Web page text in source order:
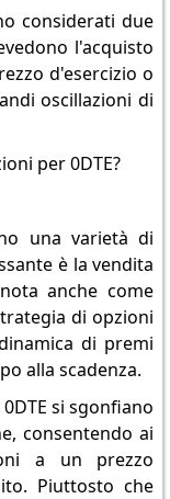
considerati due
l'acquisto
d'esercizio o
oscillazioni di
per 0DTE?
una varietà di
è la vendita
anche come
di opzioni
di premi
alla scadenza.
si sgonfiano
consentendo ai
a un prezzo
Piuttosto che